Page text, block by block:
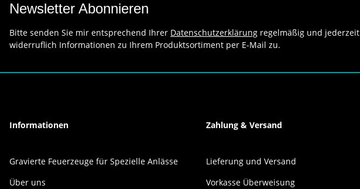
Newsletter Abonnieren
Bitte senden Sie mir entsprechend Ihrer Datenschutzerklärung regelmäßig und jederzeit
widerruflich Informationen zu Ihrem Produktsortiment per E-Mail zu.
Informationen
Gravierte Feuerzeuge für Spezielle Anlässe
Über uns
Zahlung & Versand
Lieferung und Versand
Vorkasse Überweisung